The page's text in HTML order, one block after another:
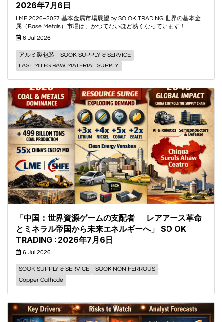
2026年7月6日
LME 2026–2027 基本金属市場展望 by SO OK TRADING 世界の基本金
属（Base Metals）市場は、かつてないほど熱くなっています！
6 Jul 2026
アルミ製包装
SOOK SUPPLY & SERVICE
LAST MILES RAW MATERIAL SUPPLY
「中国：世界資源ゲームの支配者 ― レアアース革命
とミネラル帝国から未来エネルギーへ」 SO OK
TRADING : 2026年7月6日
6 Jul 2026
SOOK SUPPLY & SERVICE
SOOK NON FERROUS
Copper Cathode